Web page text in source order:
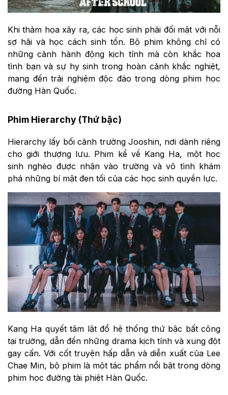
Khi thảm họa xảy ra, các học sinh phải đối mặt với nỗi
sợ hãi và học cách sinh tồn. Bộ phim không chỉ có
những cảnh hành động kịch tính mà còn khắc họa
tình bạn và sự hy sinh trong hoàn cảnh khắc nghiệt,
mang đến trải nghiệm độc đáo trong dòng phim học
đường Hàn Quốc.
Phim Hierarchy (Thứ bậc)
Hierarchy lấy bối cảnh trường Jooshin, nơi dành riêng
cho giới thượng lưu. Phim kể về Kang Ha, một học
sinh nghèo được nhận vào trường và vô tình khám
phá những bí mật đen tối của các học sinh quyền lực.
Kang Ha quyết tâm lật đổ hệ thống thứ bậc bất công
tại trường, dẫn đến những drama kịch tính và xung đột
gay cấn. Với cốt truyện hấp dẫn và diễn xuất của Lee
Chae Min, bộ phim là một tác phẩm nổi bật trong dòng
phim học đường tài phiệt Hàn Quốc.